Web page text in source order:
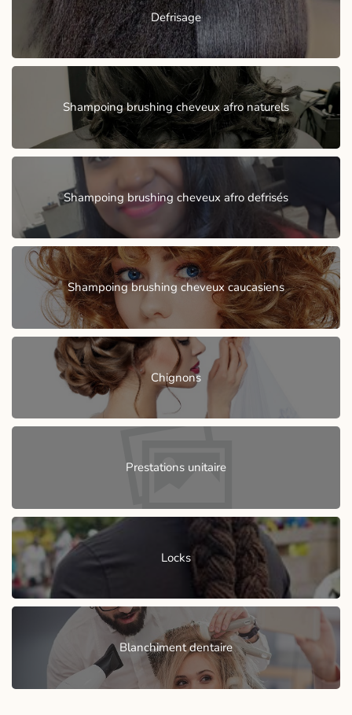
Defrisage
Shampoing brushing cheveux afro naturels
Shampoing brushing cheveux afro defrisés
Shampoing brushing cheveux caucasiens
Chignons
Prestations unitaire
Locks
Blanchiment dentaire